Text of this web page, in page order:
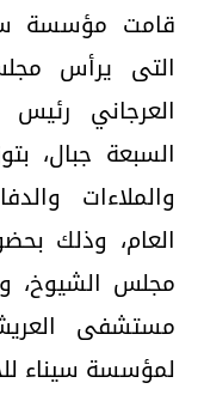
قامت مؤسسة
التى يرأس
العرجاني
السبعة جبال،
والملاءات
العام، وذلك
مجلس الشيوخ،
مستشفى
لمؤسسة سيناء